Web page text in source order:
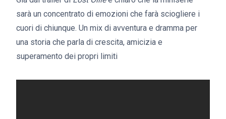
sarà un concentrato di emozioni che farà sciogliere i
cuori di chiunque. Un mix di avventura e dramma per
una storia che parla di crescita, amicizia e
superamento dei propri limiti